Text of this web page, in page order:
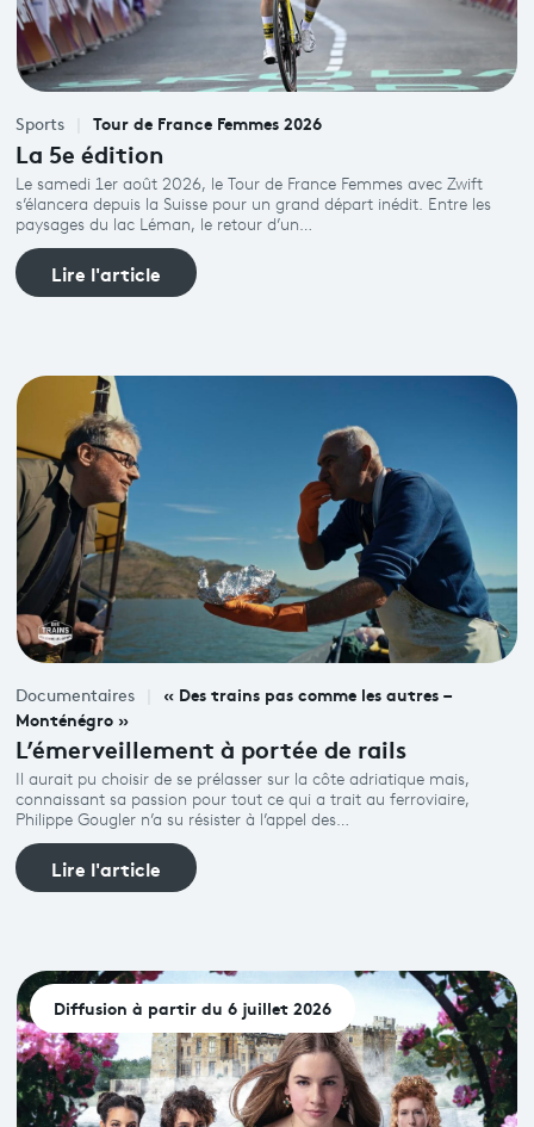
Sports Tour de France Femmes 2026
La 5e édition
Le samedi 1er août 2026, le Tour de France Femmes avec Zwift
s’élancera depuis la Suisse pour un grand départ inédit. Entre les
paysages du lac Léman, le retour d’un…
Lire l'article
Documentaires
« Des trains pas comme les autres –
Monténégro »
L’émerveillement à portée de rails
Il aurait pu choisir de se prélasser sur la côte adriatique mais,
connaissant sa passion pour tout ce qui a trait au ferroviaire,
Philippe Gougler n’a su résister à l’appel des…
Lire l'article
Diffusion à partir du 6 juillet 2026